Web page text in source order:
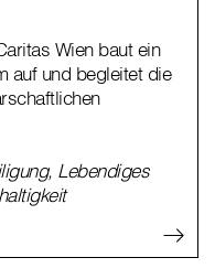
Wien baut ein
auf und begleitet die
, Lebendiges